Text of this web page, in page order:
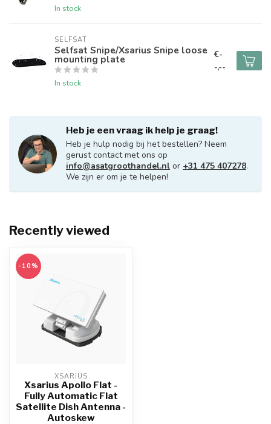
In stock
SELFSAT
Selfsat Snipe/Xsarius Snipe loose
mounting plate
In stock
€-
-,--
Heb je een vraag ik help je graag!
Heb je hulp nodig bij het bestellen? Neem
gerust contact met ons op
info@asatgroothandel.nl or +31 475 407278.
We zijn er om je te helpen!
Recently viewed
-10%
XSARIUS
Xsarius Apollo Flat -
Fully Automatic Flat
Satellite Dish Antenna -
Autoskew